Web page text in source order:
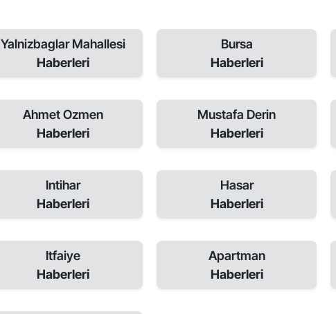
Yalnizbaglar Mahallesi
Haberleri
Bursa
Haberleri
Ahmet Ozmen
Haberleri
Mustafa Derin
Haberleri
Intihar
Haberleri
Hasar
Haberleri
Itfaiye
Haberleri
Apartman
Haberleri